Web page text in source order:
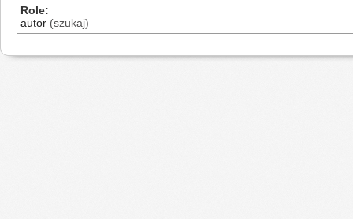
Role
autor (szukaj)